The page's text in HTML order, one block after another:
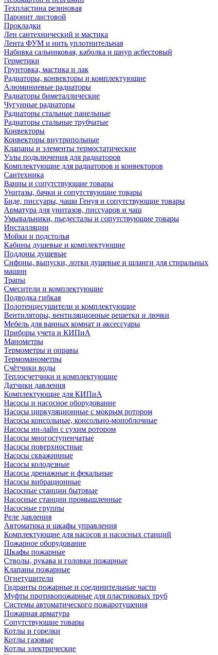
Техпластина резиновая
Паронит листовой
Прокладки
Лен сантехнический и мастика
Лента ФУМ и нить уплотнительная
Набивка сальниковая, каболка и шнур асбестовый
Герметики
Грунтовка, мастика и лак
Радиаторы, конвекторы и комплектующие
Алюминиевые радиаторы
Радиаторы биметаллические
Чугунные радиаторы
Радиаторы стальные панельные
Радиаторы стальные трубчатые
Конвекторы
Конвекторы внутрипольные
Клапаны и элементы термостатические
Узлы подключения для радиаторов
Комплектующие для радиаторов и конвекторов
Сантехника
Ванны и сопутствующие товары
Унитазы, бачки и сопутствующие товары
Биде, писсуары, чаши Генуя и сопутствующие товары
Арматура для унитазов, писсуаров и чаш
Умывальники, пьедесталы и сопутствующие товары
Инсталляции
Мойки и подстолья
Кабины душевые и комплектующие
Поддоны душевые
Сифоны, выпуски, лотки душевые и шланги для стиральных
машин
Трапы
Смесители и комплектующие
Подводка гибкая
Полотенцесушители и комплектующие
Вентиляторы, вентиляционные решетки и лючки
Мебель для ванных комнат и аксессуары
Приборы учета и КИПиА
Манометры
Термометры и оправы
Термоманометры
Счётчики воды
Теплосчетчики и комплектующие
Датчики давления
Комплектующие для КИПиА
Насосы и насосное оборудование
Насосы циркуляционные с мокрым ротором
Насосы консольные, консольно-моноблочные
Насосы ин-лайн с сухим ротором
Насосы многоступенчатые
Насосы поверхностные
Насосы скважинные
Насосы колодезные
Насосы дренажные и фекальные
Насосы вибрационные
Насосные станции бытовые
Насосные станции промышленные
Насосные группы
Реле давления
Автоматика и шкафы управления
Комплектующие для насосов и насосных станций
Пожарное оборудование
Шкафы пожарные
Стволы, рукава и головки пожарные
Клапаны пожарные
Огнетушители
Гидранты пожарные и соединительные части
Муфты противопожарные для пластиковых труб
Системы автоматического пожаротушения
Пожарная арматура
Сопутствующие товары
Котлы и горелки
Котлы газовые
Котлы электрические